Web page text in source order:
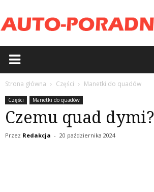
Strona główna Części Manetki do quadów
Części Manetki do quadów
Czemu quad dymi?
Przez Redakcja - 20 października 2024